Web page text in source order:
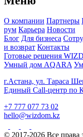
О компании Партнеры
рум Карьера Новости
Блог Для бизнеса
и возврат Контакты
Готовые решения
Умный дом AQARA
г.Астана, ул. Тараса
Единый Call-центр по
+7 777 077 73 02
hello@wizdom.kz
© 2017-2026 Все